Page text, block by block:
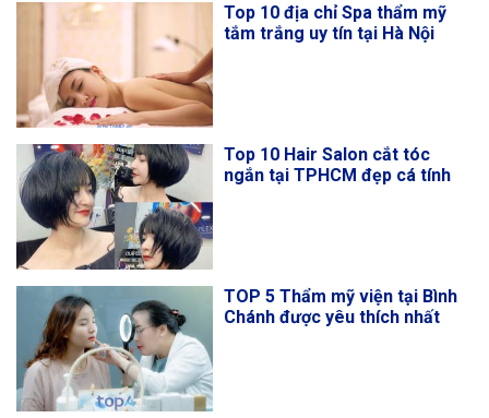
Top 10 địa chỉ Spa thẩm mỹ
tắm trắng uy tín tại Hà Nội
Top 10 Hair Salon cắt tóc
ngắn tại TPHCM đẹp cá tính
TOP 5 Thẩm mỹ viện tại Bình
Chánh được yêu thích nhất